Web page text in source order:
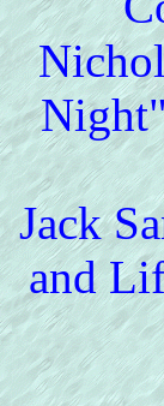
Jack
and